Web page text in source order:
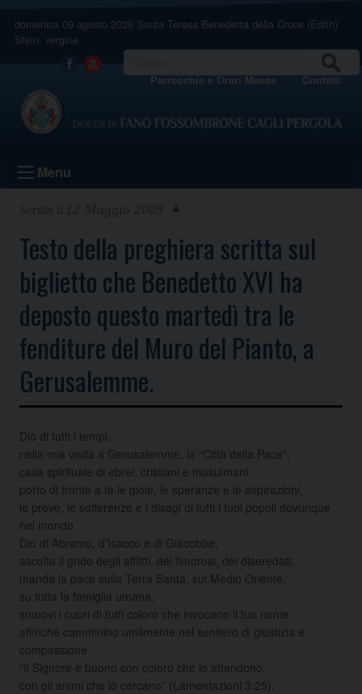
content
domenica 09 agosto 2026 Santa Teresa Benedetta della Croce (Edith)
Stein, vergine
Facebook
Youtube Parrocchie e Orari Messe Contatti
Menu
Testo della preghiera scritta sul
biglietto che Benedetto XVI ha
deposto questo martedì tra le
fenditure del Muro del Pianto, a
Gerusalemme.
Dio di tutti i tempi,
nella mia visita a Gerusalemme, la “Città della Pace”,
casa spirituale di ebrei, cristiani e musulmani
porto di fronte a te le gioie, le speranze e le aspirazioni,
le prove, le sofferenze e i disagi di tutti i tuoi popoli dovunque
nel mondo.
Dio di Abramo, d’Isacco e di Giacobbe,
ascolta il grido degli afflitti, dei timorosi, dei diseredati;
manda la pace sulla Terra Santa, sul Medio Oriente,
su tutta la famiglia umana;
smuovi i cuori di tutti coloro che invocano il tuo nome,
affinché camminino umilmente nel sentiero di giustizia e
compassione.
“Il Signore è buono con coloro che lo attendono,
con gli animi che lo cercano” (Lamentazioni 3:25).